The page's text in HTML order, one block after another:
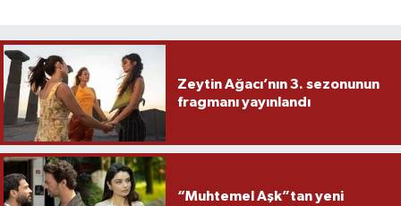
Zeytin Ağacı’nın 3. sezonunun
fragmanı yayınlandı
“Muhtemel Aşk”tan yeni